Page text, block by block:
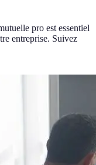
pro est essentiel
entreprise. Suivez